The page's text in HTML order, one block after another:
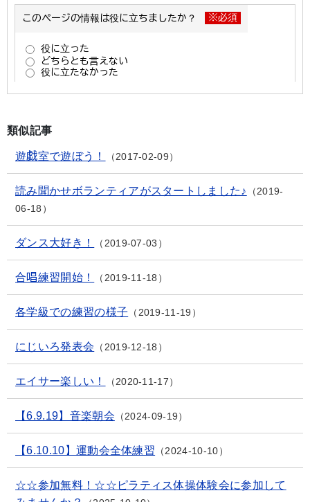
類似記事
遊戯室で遊ぼう！ 2017-02-09
読み聞かせボランティアがスタートしました♪
2019-
06-18
ダンス大好き！ 2019-07-03
合唱練習開始！ 2019-11-18
各学級での練習の様子 2019-11-19
にじいろ発表会 2019-12-18
エイサー楽しい！ 2020-11-17
【6.9.19】音楽朝会 2024-09-19
【6.10.10】運動会全体練習 2024-10-10
☆☆参加無料！☆☆ピラティス体操体験会に参加して